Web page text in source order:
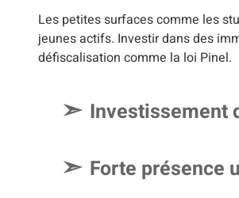
Les petites surfaces comme les
jeunes actifs. Investir dans des
défiscalisation comme la loi Pinel.
Investissement
Forte présence